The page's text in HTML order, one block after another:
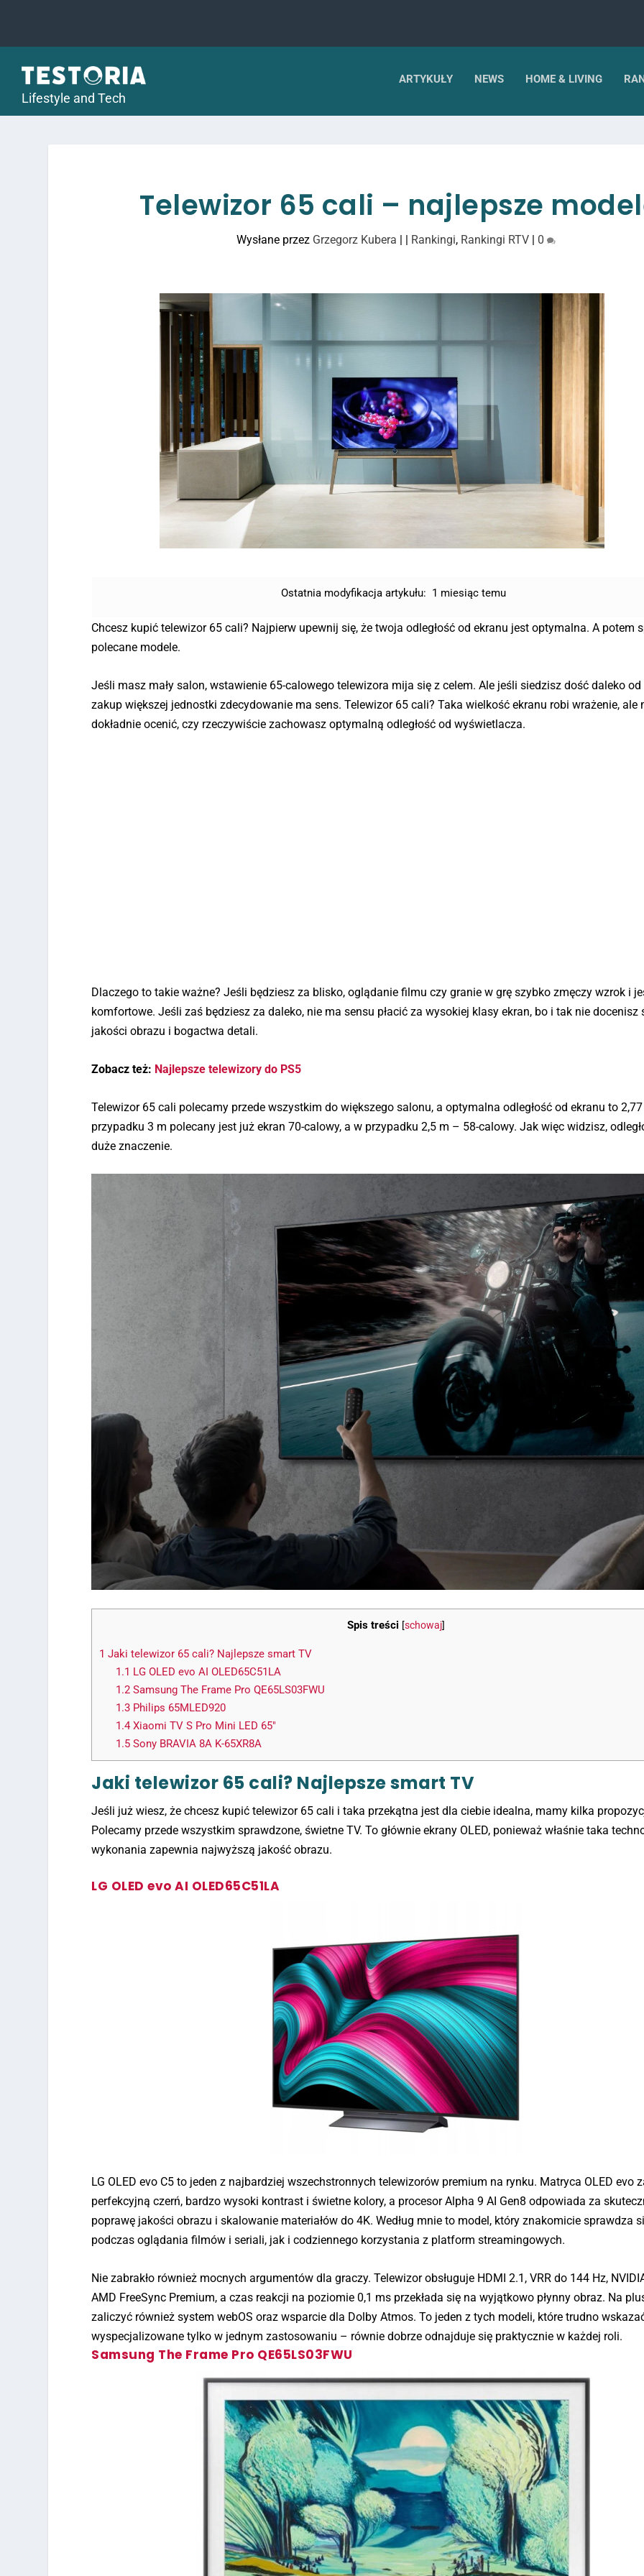
Lifestyle and Tech
ARTYKUŁY NEWS HOME & LIVING
Telewizor 65 cali – najlepsze
Wysłane przez Grzegorz Kubera | | Rankingi, Rankingi RTV | 0
Ostatnia modyfikacja artykułu: 1 miesiąc temu
Chcesz kupić telewizor 65 cali? Najpierw upewnij się, że twoja odległość od ekranu jest optymalna. A potem
polecane modele.
Jeśli masz mały salon, wstawienie 65-calowego telewizora mija się z celem. Ale jeśli siedzisz dość daleko od
zakup większej jednostki zdecydowanie ma sens. Telewizor 65 cali? Taka wielkość ekranu robi wrażenie, ale
dokładnie ocenić, czy rzeczywiście zachowasz optymalną odległość od wyświetlacza.
Dlaczego to takie ważne? Jeśli będziesz za blisko, oglądanie filmu czy granie w grę szybko zmęczy wzrok i
komfortowe. Jeśli zaś będziesz za daleko, nie ma sensu płacić za wysokiej klasy ekran, bo i tak nie docenisz
jakości obrazu i bogactwa detali.
Zobacz też: Najlepsze telewizory do PS5
Telewizor 65 cali polecamy przede wszystkim do większego salonu, a optymalna odległość od ekranu to
przypadku 3 m polecany jest już ekran 70-calowy, a w przypadku 2,5 m – 58-calowy. Jak więc widzisz,
duże znaczenie.
Spis treści [schowaj]
1 Jaki telewizor 65 cali? Najlepsze smart TV
1.1 LG OLED evo AI OLED65C51LA
1.2 Samsung The Frame Pro QE65LS03FWU
1.3 Philips 65MLED920
1.4 Xiaomi TV S Pro Mini LED 65″
1.5 Sony BRAVIA 8A K-65XR8A
Jaki telewizor 65 cali? Najlepsze smart TV
Jeśli już wiesz, że chcesz kupić telewizor 65 cali i taka przekątna jest dla ciebie idealna, mamy kilka
Polecamy przede wszystkim sprawdzone, świetne TV. To głównie ekrany OLED, ponieważ właśnie taka
wykonania zapewnia najwyższą jakość obrazu.
LG OLED evo AI OLED65C51LA
LG OLED evo C5 to jeden z najbardziej wszechstronnych telewizorów premium na rynku. Matryca OLED evo
perfekcyjną czerń, bardzo wysoki kontrast i świetne kolory, a procesor Alpha 9 AI Gen8 odpowiada za
poprawę jakości obrazu i skalowanie materiałów do 4K. Według mnie to model, który znakomicie sprawdza
podczas oglądania filmów i seriali, jak i codziennego korzystania z platform streamingowych.
Nie zabrakło również mocnych argumentów dla graczy. Telewizor obsługuje HDMI 2.1, VRR do 144 Hz,
AMD FreeSync Premium, a czas reakcji na poziomie 0,1 ms przekłada się na wyjątkowo płynny obraz. Na
zaliczyć również system webOS oraz wsparcie dla Dolby Atmos. To jeden z tych modeli, które trudno
wyspecjalizowane tylko w jednym zastosowaniu – równie dobrze odnajduje się praktycznie w każdej roli.
Samsung The Frame Pro QE65LS03FWU